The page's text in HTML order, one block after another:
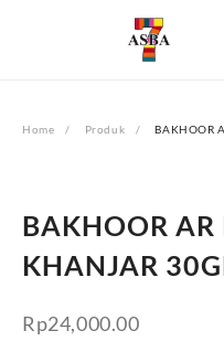
Home Produk BAKHOOR
BAKHOOR AR
KHANJAR
Rp24,000.00